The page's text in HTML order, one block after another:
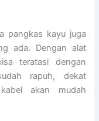
pangkas kayu juga
ada. Dengan alat
teratasi dengan
rapuh, dekat
akan mudah